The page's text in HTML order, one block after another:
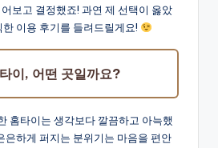
보고 결정했죠! 과연 제 선택이 옳았
이용 후기를 들려드릴게요!
이, 어떤 곳일까요?
홈타이는 생각보다 깔끔하고 아늑했
은하게 퍼지는 분위기는 마음을 편안